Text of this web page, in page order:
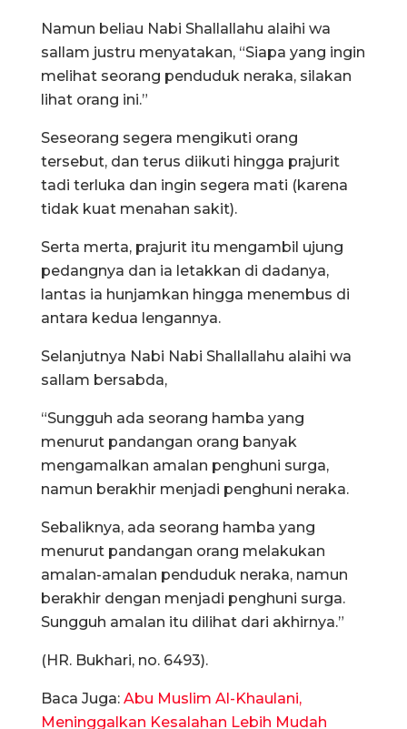
Namun beliau Nabi Shallallahu alaihi wa
sallam justru menyatakan, “Siapa yang ingin
melihat seorang penduduk neraka, silakan
lihat orang ini.”
Seseorang segera mengikuti orang
tersebut, dan terus diikuti hingga prajurit
tadi terluka dan ingin segera mati (karena
tidak kuat menahan sakit).
Serta merta, prajurit itu mengambil ujung
pedangnya dan ia letakkan di dadanya,
lantas ia hunjamkan hingga menembus di
antara kedua lengannya.
Selanjutnya Nabi Nabi Shallallahu alaihi wa
sallam bersabda,
“Sungguh ada seorang hamba yang
menurut pandangan orang banyak
mengamalkan amalan penghuni surga,
namun berakhir menjadi penghuni neraka.
Sebaliknya, ada seorang hamba yang
menurut pandangan orang melakukan
amalan-amalan penduduk neraka, namun
berakhir dengan menjadi penghuni surga.
Sungguh amalan itu dilihat dari akhirnya.”
(HR. Bukhari, no. 6493).
Baca Juga: Abu Muslim Al-Khaulani,
Meninggalkan Kesalahan Lebih Mudah